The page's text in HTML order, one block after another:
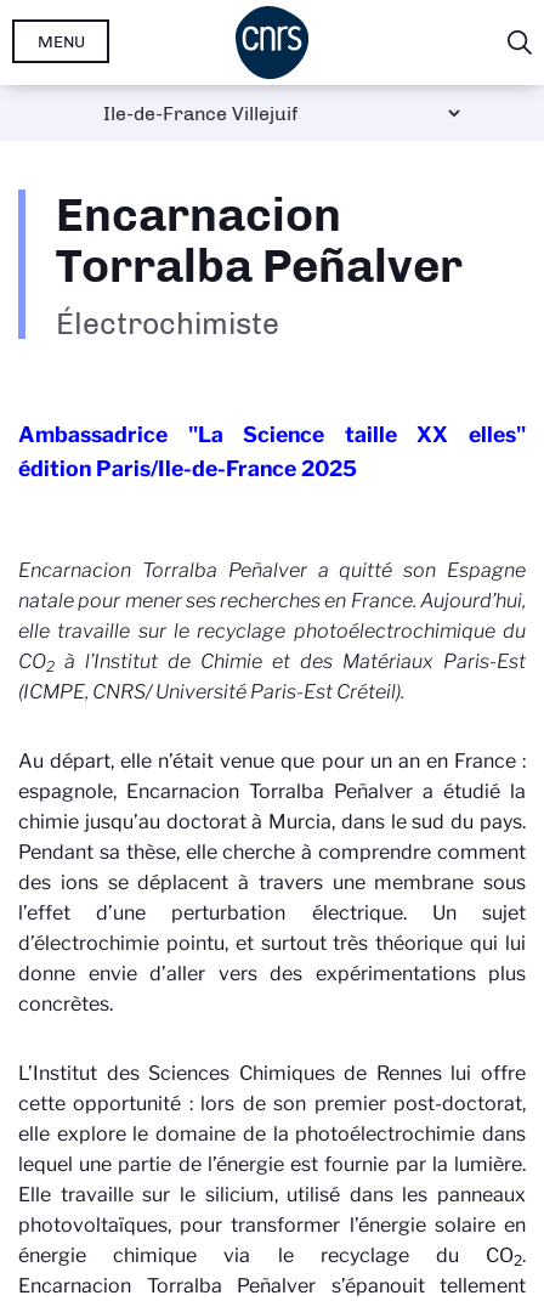
Aller
MENU
Encarnacion
Torralba Peñalver
Électrochimiste
Ambassadrice "La Science taille XX elles"
édition Paris/Ile-de-France 2025
Encarnacion Torralba Peñalver a quitté son Espagne
natale pour mener ses recherches en France. Aujourd’hui,
elle travaille sur le recyclage photoélectrochimique du
CO2 à l’Institut de Chimie et des Matériaux Paris-Est
(ICMPE, CNRS/ Université Paris-Est Créteil).
Au départ, elle n’était venue que pour un an en France :
espagnole, Encarnacion Torralba Peñalver a étudié la
chimie jusqu’au doctorat à Murcia, dans le sud du pays.
Pendant sa thèse, elle cherche à comprendre comment
des ions se déplacent à travers une membrane sous
l’effet d’une perturbation électrique. Un sujet
d’électrochimie pointu, et surtout très théorique qui lui
donne envie d’aller vers des expérimentations plus
concrètes.
L’Institut des Sciences Chimiques de Rennes lui offre
cette opportunité : lors de son premier post-doctorat,
elle explore le domaine de la photoélectrochimie dans
lequel une partie de l’énergie est fournie par la lumière.
Elle travaille sur le silicium, utilisé dans les panneaux
photovoltaïques, pour transformer l’énergie solaire en
énergie chimique via le recyclage du CO2.
Encarnacion Torralba Peñalver s’épanouit tellement